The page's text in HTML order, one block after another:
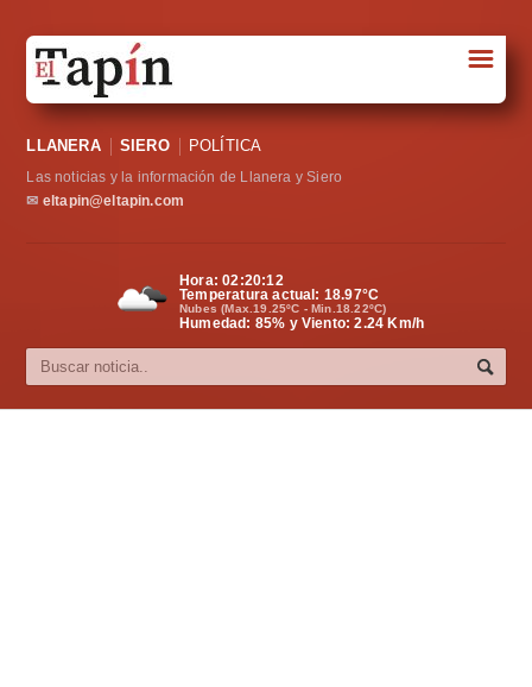
Sociedad
Política
Cultura
☰
LLANERA SIERO POLÍTICA
Las noticias y la información de Llanera y Siero
✉ eltapin@eltapin.com
Hora:02:20:13
Temperatura actual: 18.97°C
Nubes (Max.19.25ºC - Min.18.22ºC)
Humedad: 85% y Viento: 2.24 Km/h